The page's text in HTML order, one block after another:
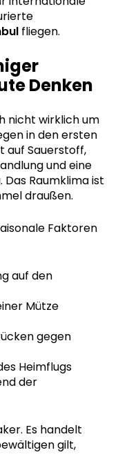
fliegen.
Denken
nicht wirklich um
in den ersten
auf Sauerstoff,
und eine
Raumklima ist
draußen.
Faktoren
auf den
Mütze
gegen
Heimflugs
der
Es handelt
gilt,